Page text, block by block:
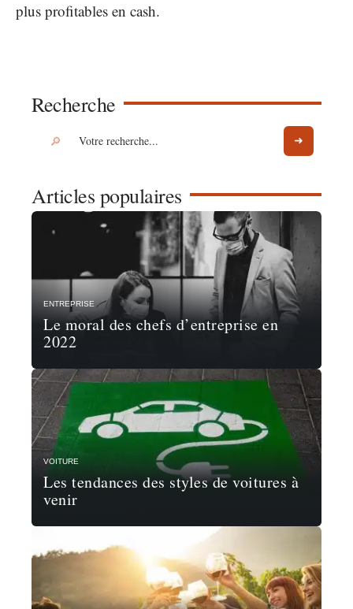
plus profitables en cash.
Recherche
Articles populaires
ENTREPRISE
Le moral des chefs d’entreprise en
2022
VOITURE
Les tendances des styles de voitures à
venir